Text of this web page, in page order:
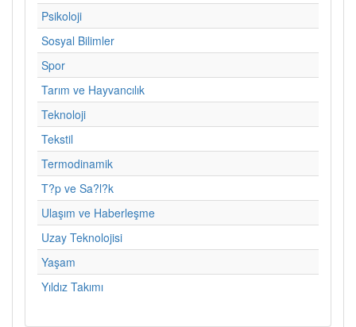
Psikoloji
Sosyal Bilimler
Spor
Tarım ve Hayvancılık
Teknoloji
Tekstil
Termodinamik
T?p ve Sa?l?k
Ulaşım ve Haberleşme
Uzay Teknolojisi
Yaşam
Yıldız Takımı